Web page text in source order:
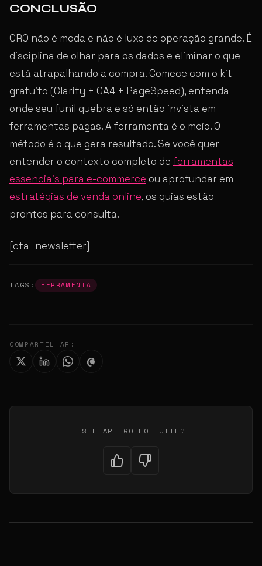
CONCLUSÃO
CRO não é moda e não é luxo de operação grande. É
disciplina de olhar para os dados e eliminar o que
está atrapalhando a compra. Comece com o kit
gratuito (Clarity + GA4 + PageSpeed), entenda
onde seu funil quebra e só então invista em
ferramentas pagas. A ferramenta é o meio. O
método é o que gera resultado. Se você quer
entender o contexto completo de ferramentas
essenciais para e-commerce ou aprofundar em
estratégias de venda online, os guias estão
prontos para consulta.
[cta_newsletter]
TAGS: FERRAMENTA
COMPARTILHAR:
ESTE ARTIGO FOI ÚTIL?